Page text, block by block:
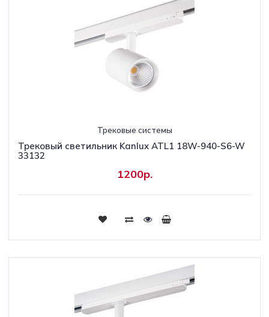
Трековые системы
Трековый светильник Kanlux ATL1 18W-940-S6-W
33132
1200р.